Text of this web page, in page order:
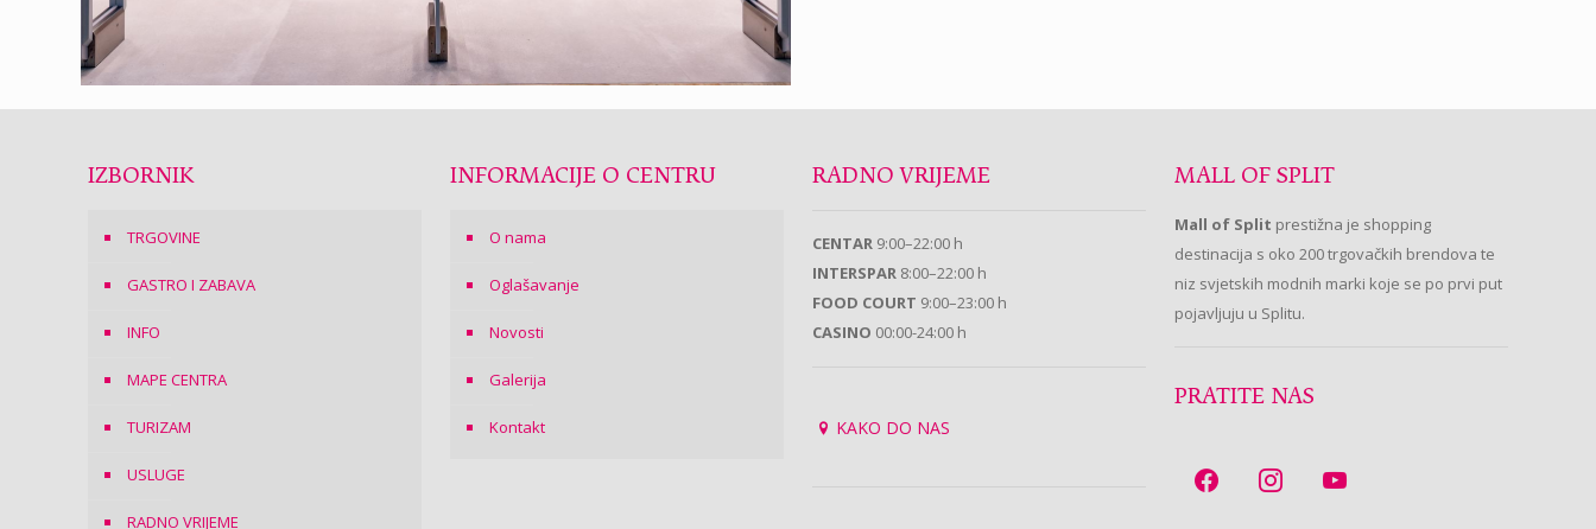
IZBORNIK
TRGOVINE
GASTRO I ZABAVA
INFO
MAPE CENTRA
TURIZAM
USLUGE
RADNO VRIJEME
INFORMACIJE O CENTRU
O nama
Oglašavanje
Novosti
Galerija
Kontakt
RADNO VRIJEME
CENTAR 9:00–22:00 h
INTERSPAR 8:00–22:00 h
FOOD COURT 9:00–23:00 h
CASINO 00:00-24:00 h
KAKO DO NAS
MALL OF SPLIT
Mall of Split prestižna je shopping
destinacija s oko 200 trgovačkih brendova te
niz svjetskih modnih marki koje se po prvi put
pojavljuju u Splitu.
PRATITE NAS